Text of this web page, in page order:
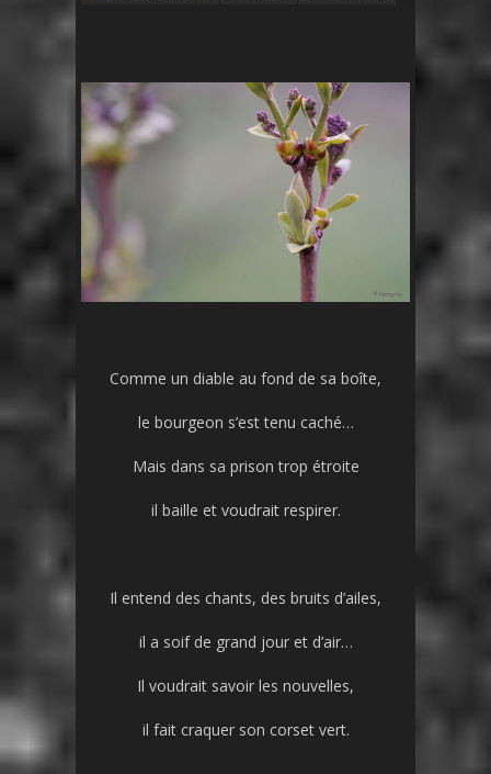
Comme un diable au fond de sa boîte,
le bourgeon s’est tenu caché…
Mais dans sa prison trop étroite
il baille et voudrait respirer.
Il entend des chants, des bruits d’ailes,
il a soif de grand jour et d’air…
Il voudrait savoir les nouvelles,
il fait craquer son corset vert.